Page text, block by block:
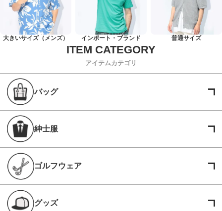
大きいサイズ（メンズ） インポート・ブランド 普通サイズ
アイテムカテゴリ
バッグ
紳士服
ゴルフウェア
グッズ